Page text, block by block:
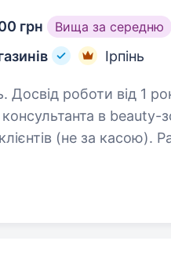
грн Вища за середню
Ірпінь
від 1 року. Консультант з
в beauty-
касою). Раді розглянути кандидатів: З